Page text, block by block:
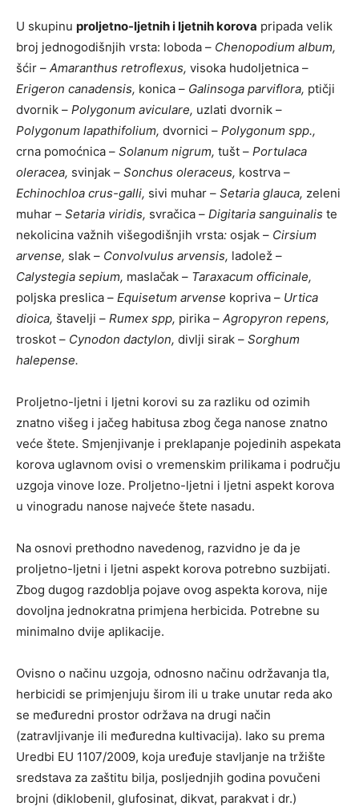
U skupinu proljetno-ljetnih i ljetnih korova pripada velik
broj jednogodišnjih vrsta: loboda – Chenopodium album,
šćir – Amaranthus retroflexus, visoka hudoljetnica –
Erigeron canadensis, konica – Galinsoga parviflora, ptičji
dvornik – Polygonum aviculare, uzlati dvornik –
Polygonum lapathifolium, dvornici – Polygonum spp.,
crna pomoćnica – Solanum nigrum, tušt – Portulaca
oleracea, svinjak – Sonchus oleraceus, kostrva –
Echinochloa crus-galli, sivi muhar – Setaria glauca, zeleni
muhar – Setaria viridis, svračica – Digitaria sanguinalis te
nekolicina važnih višegodišnjih vrsta: osjak – Cirsium
arvense, slak – Convolvulus arvensis, ladolež –
Calystegia sepium, maslačak – Taraxacum officinale,
poljska preslica – Equisetum arvense kopriva – Urtica
dioica, štavelji – Rumex spp, pirika – Agropyron repens,
troskot – Cynodon dactylon, divlji sirak – Sorghum
halepense.
Proljetno-ljetni i ljetni korovi su za razliku od ozimih
znatno višeg i jačeg habitusa zbog čega nanose znatno
veće štete. Smjenjivanje i preklapanje pojedinih aspekata
korova uglavnom ovisi o vremenskim prilikama i području
uzgoja vinove loze. Proljetno-ljetni i ljetni aspekt korova
u vinogradu nanose najveće štete nasadu.
Na osnovi prethodno navedenog, razvidno je da je
proljetno-ljetni i ljetni aspekt korova potrebno suzbijati.
Zbog dugog razdoblja pojave ovog aspekta korova, nije
dovoljna jednokratna primjena herbicida. Potrebne su
minimalno dvije aplikacije.
Ovisno o načinu uzgoja, odnosno načinu održavanja tla,
herbicidi se primjenjuju širom ili u trake unutar reda ako
se međuredni prostor održava na drugi način
(zatravljivanje ili međuredna kultivacija). Iako su prema
Uredbi EU 1107/2009, koja uređuje stavljanje na tržište
sredstava za zaštitu bilja, posljednjih godina povučeni
brojni (diklobenil, glufosinat, dikvat, parakvat i dr.)